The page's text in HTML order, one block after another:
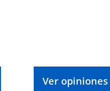
Ver opiniones